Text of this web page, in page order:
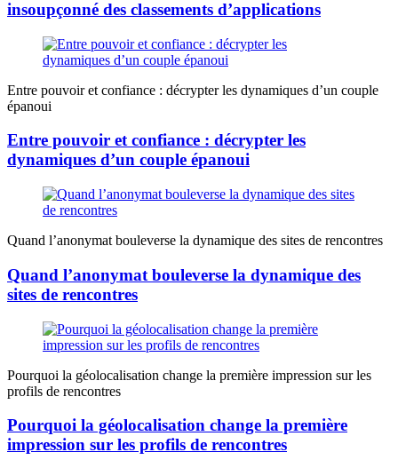
insoupçonné des classements d’applications
Entre pouvoir et confiance : décrypter les dynamiques d’un couple
épanoui
Entre pouvoir et confiance : décrypter les
dynamiques d’un couple épanoui
Quand l’anonymat bouleverse la dynamique des sites de rencontres
Quand l’anonymat bouleverse la dynamique des
sites de rencontres
Pourquoi la géolocalisation change la première impression sur les
profils de rencontres
Pourquoi la géolocalisation change la première
impression sur les profils de rencontres